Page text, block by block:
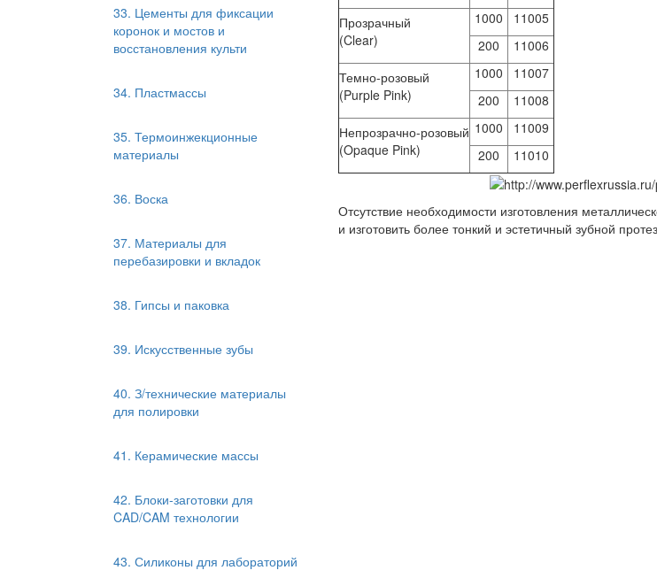
33. Цементы для фиксации
коронок и мостов и
восстановления культи
34. Пластмассы
35. Термоинжекционные
материалы
36. Воска
37. Материалы для
перебазировки и вкладок
38. Гипсы и паковка
39. Искусственные зубы
40. З/технические материалы
для полировки
41. Керамические массы
42. Блоки-заготовки для
CAD/CAM технологии
43. Силиконы для лабораторий
Прозрачный
(Clear)
1000
11005
200
11006
Темно-розовый
(Purple Pink)
1000
11007
200
11008
Непрозрачно-розовый
(Opaque Pink)
1000
11009
200
11010
От­сут­ствие не­об­хо­ди­мо­сти из­го­тов­ле­ния
и из­го­то­вить бо­лее тон­кий и эс­те­тич­ный зуб­ной